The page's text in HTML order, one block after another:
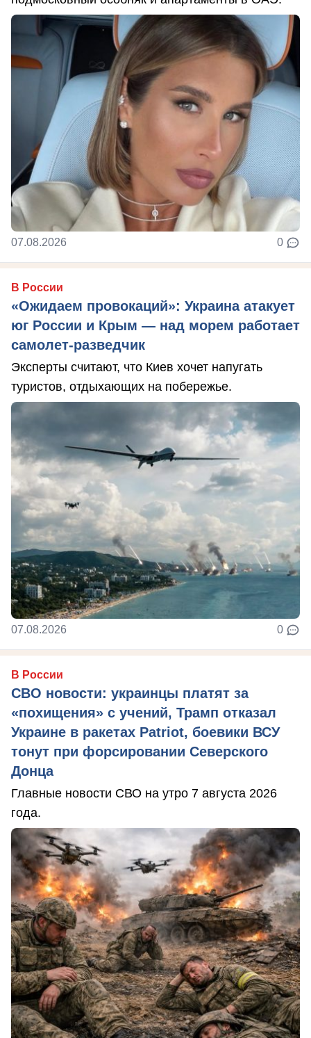
07.08.2026 0
В России
«Ожидаем провокаций»: Украина атакует
юг России и Крым — над морем работает
самолет-разведчик
Эксперты считают, что Киев хочет напугать
туристов, отдыхающих на побережье.
07.08.2026 0
В России
СВО новости: украинцы платят за
«похищения» с учений, Трамп отказал
Украине в ракетах Patriot, боевики ВСУ
тонут при форсировании Северского
Донца
Главные новости СВО на утро 7 августа 2026
года.